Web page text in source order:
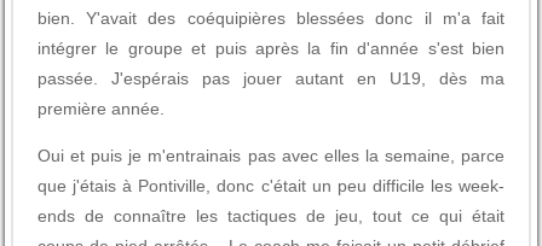
bien. Y'avait des coéquipières blessées donc il m'a fait
intégrer le groupe et puis après la fin d'année s'est bien
passée. J'espérais pas jouer autant en U19, dès ma
première année.
Oui et puis je m'entrainais pas avec elles la semaine, parce
que j'étais à Pontiville, donc c'était un peu difficile les week-
ends de connaître les tactiques de jeu, tout ce qui était